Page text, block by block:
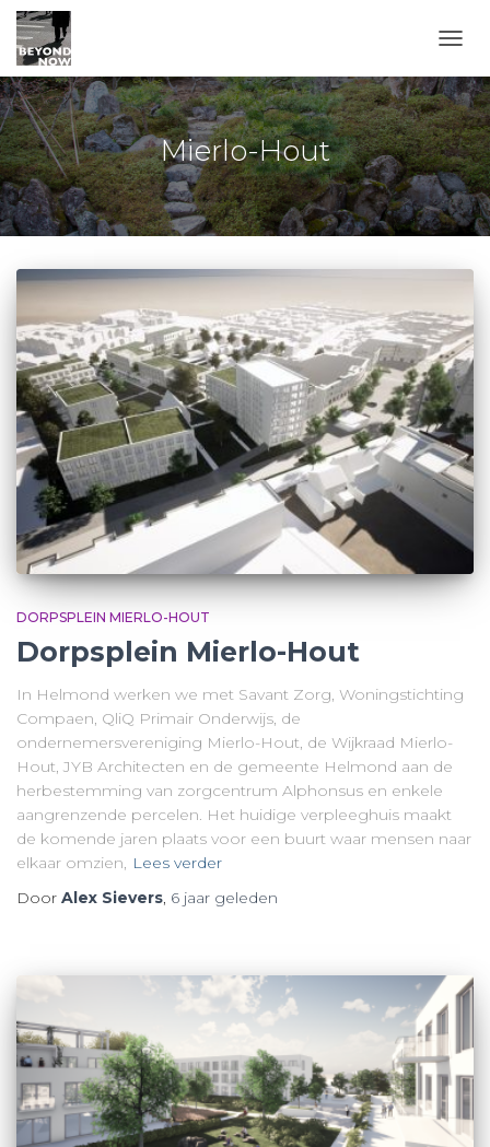
Mierlo-Hout
DORPSPLEIN MIERLO-HOUT
Dorpsplein Mierlo-Hout
In Helmond werken we met Savant Zorg, Woningstichting
Compaen, QliQ Primair Onderwijs, de
ondernemersvereniging Mierlo-Hout, de Wijkraad Mierlo-
Hout, JYB Architecten en de gemeente Helmond aan de
herbestemming van zorgcentrum Alphonsus en enkele
aangrenzende percelen. Het huidige verpleeghuis maakt
de komende jaren plaats voor een buurt waar mensen naar
elkaar omzien, Lees verder
Door Alex Sievers, 6 jaar geleden